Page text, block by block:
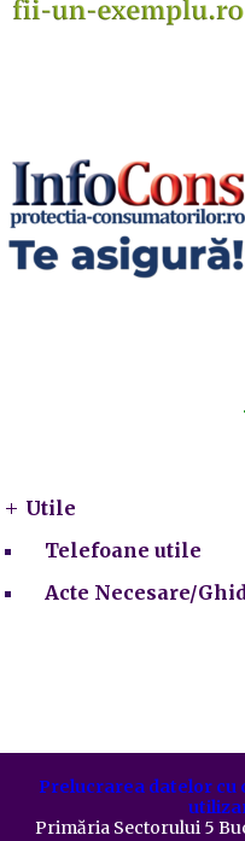
Utile
Telefoane utile
Acte Necesare/Ghid
Prelucrarea datelor cu
Primăria Sectorului 5